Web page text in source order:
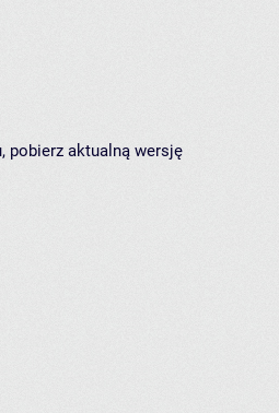
pobierz aktualną wersję